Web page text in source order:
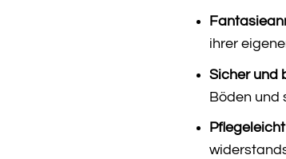
ihrer
Sicher und
Böden und